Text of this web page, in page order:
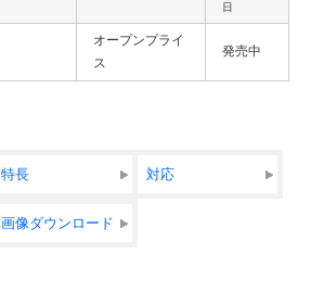
日
オープンプライ
ス
発売中
特長 対応
画像ダウンロード